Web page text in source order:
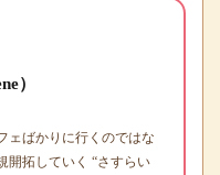
）
ェばかりに行くのではな
開拓していく “さすらい